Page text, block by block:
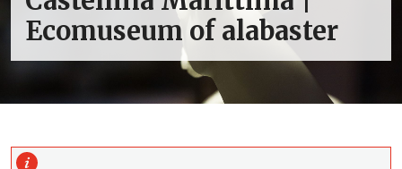
Ecomuseum of alabaster